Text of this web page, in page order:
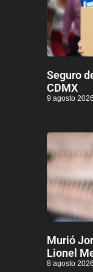
Seguro
CDMX
9 agosto 2026
Murió
Lionel
8 agosto 2026